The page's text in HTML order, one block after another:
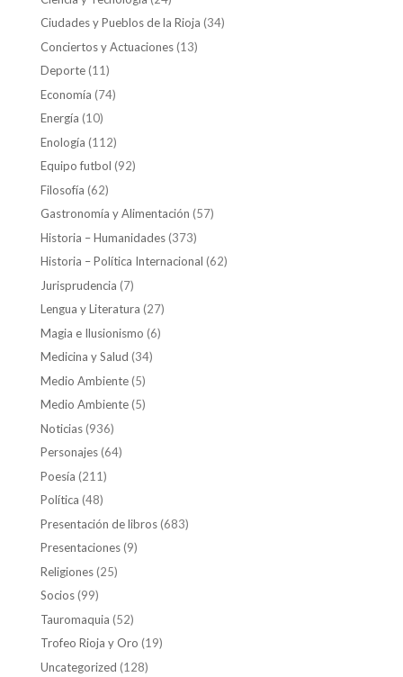
Ciudades y Pueblos de la Rioja (34)
Conciertos y Actuaciones(13)
Deporte(11)
Economía (74)
Energía (10)
Enología (112)
Equipo futbol (92)
Filosofía (62)
Gastronomía y Alimentación (57)
Historia – Humanidades(373)
Historia – Política Internacional (62)
Jurisprudencia (7)
Lengua y Literatura (27)
Magia e Ilusionismo (6)
Medicina y Salud (34)
Medio Ambiente(5)
Medio Ambiente(5)
Noticias(936)
Personajes(64)
Poesía (211)
Política (48)
Presentación de libros(683)
Presentaciones(9)
Religiones(25)
Socios(99)
Tauromaquia (52)
Trofeo Rioja y Oro (19)
Uncategorized (128)